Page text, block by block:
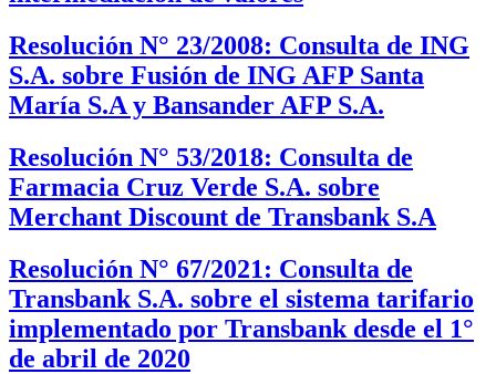
Resolución N° 23/2008: Consulta de ING
S.A. sobre Fusión de ING AFP Santa
María S.A y Bansander AFP S.A.
Resolución N° 53/2018: Consulta de
Farmacia Cruz Verde S.A. sobre
Merchant Discount de Transbank S.A
Resolución N° 67/2021: Consulta de
Transbank S.A. sobre el sistema tarifario
implementado por Transbank desde el 1°
de abril de 2020